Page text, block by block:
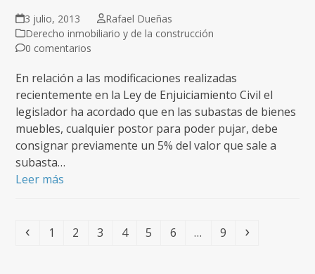
3 julio, 2013
Rafael Dueñas
Derecho inmobiliario y de la construcción
0 comentarios
En relación a las modificaciones realizadas
recientemente en la Ley de Enjuiciamiento Civil el
legislador ha acordado que en las subastas de bienes
muebles, cualquier postor para poder pujar, debe
consignar previamente un 5% del valor que sale a
subasta…
Leer más
Anterior
Page
1 Page
2 Page
3 Page
4 Page
5 Page
6 … Page
9